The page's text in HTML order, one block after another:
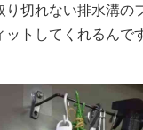
り切れない排水溝の
トしてくれるんで